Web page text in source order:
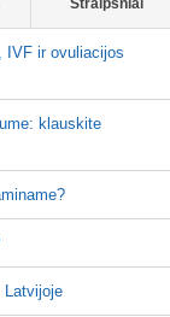
cezario pjūvį (+2)
tema)
Straipsniai
IVF ir ovuliacijos
klauskite
Latvijoje